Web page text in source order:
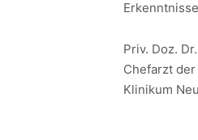
Priv. Doz.
Chefarzt
Klinikum